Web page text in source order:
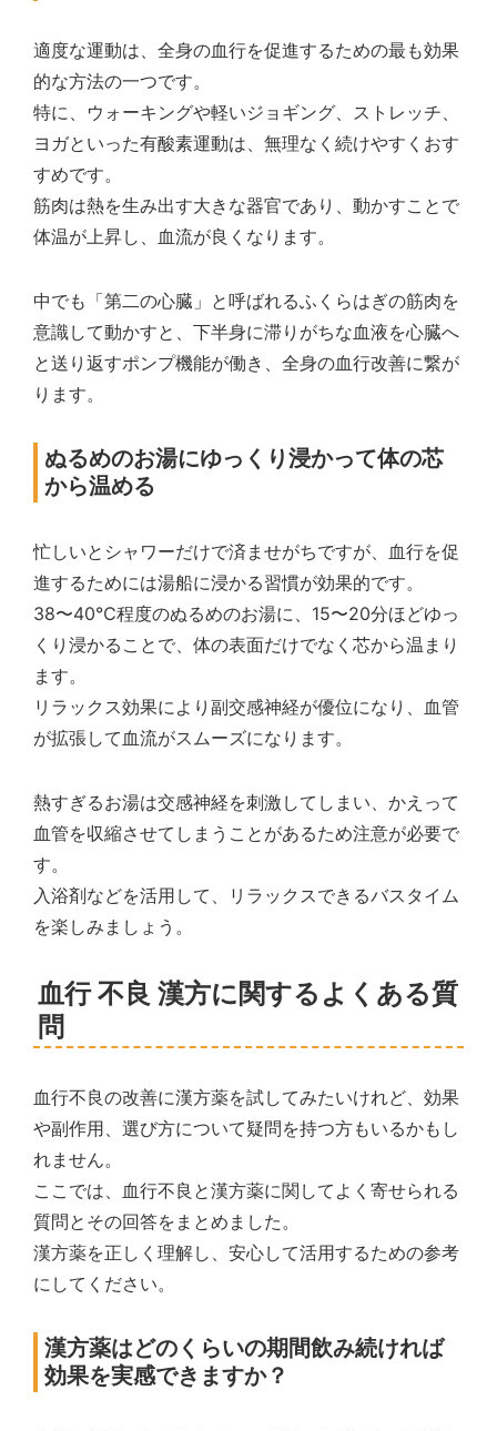
適度な運動は、全身の血行を促進するための最も効果
的な方法の一つです。
特に、ウォーキングや軽いジョギング、ストレッチ、
ヨガといった有酸素運動は、無理なく続けやすくおす
すめです。
筋肉は熱を生み出す大きな器官であり、動かすことで
体温が上昇し、血流が良くなります。
中でも「第二の心臓」と呼ばれるふくらはぎの筋肉を
意識して動かすと、下半身に滞りがちな血液を心臓へ
と送り返すポンプ機能が働き、全身の血行改善に繋が
ります。
ぬるめのお湯にゆっくり浸かって体の芯
から温める
忙しいとシャワーだけで済ませがちですが、血行を促
進するためには湯船に浸かる習慣が効果的です。
38〜40℃程度のぬるめのお湯に、15〜20分ほどゆっ
くり浸かることで、体の表面だけでなく芯から温まり
ます。
リラックス効果により副交感神経が優位になり、血管
が拡張して血流がスムーズになります。
熱すぎるお湯は交感神経を刺激してしまい、かえって
血管を収縮させてしまうことがあるため注意が必要で
す。
入浴剤などを活用して、リラックスできるバスタイム
を楽しみましょう。
血行 不良 漢方に関するよくある質
問
血行不良の改善に漢方薬を試してみたいけれど、効果
や副作用、選び方について疑問を持つ方もいるかもし
れません。
ここでは、血行不良と漢方薬に関してよく寄せられる
質問とその回答をまとめました。
漢方薬を正しく理解し、安心して活用するための参考
にしてください。
漢方薬はどのくらいの期間飲み続ければ
効果を実感できますか？